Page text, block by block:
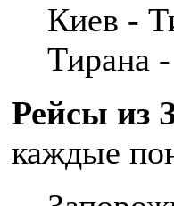
Киев -
Тирана -
Рейсы из
каждые